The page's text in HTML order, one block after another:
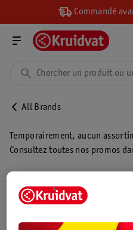
Commandé
All Brands
Temporairement, aucun
Consultez toutes nos promos